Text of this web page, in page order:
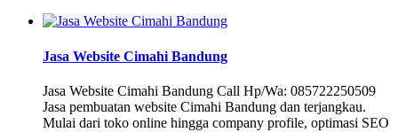
Jasa Website Cimahi Bandung
Jasa Website Cimahi Bandung Call Hp/Wa: 085722250509
Jasa pembuatan website Cimahi Bandung dan terjangkau.
Mulai dari toko online hingga company profile, optimasi SEO